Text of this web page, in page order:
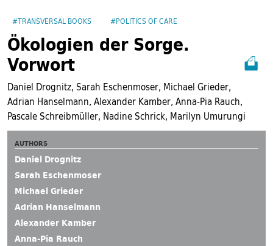
#TRANSVERSAL BOOKS #POLITICS OF CARE
Ökologien der Sorge.
Vorwort
Daniel Drognitz, Sarah Eschenmoser, Michael Grieder,
Adrian Hanselmann, Alexander Kamber, Anna-Pia Rauch,
Pascale Schreibmüller, Nadine Schrick, Marilyn Umurungi
AUTHORS
Daniel Drognitz
Sarah Eschenmoser
Michael Grieder
Adrian Hanselmann
Alexander Kamber
Anna-Pia Rauch